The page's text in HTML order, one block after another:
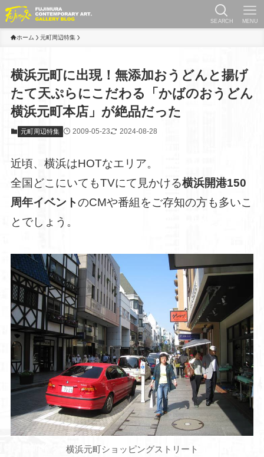
SEARCH MENU
ホーム 元町周辺特集
横浜元町に出現！無添加おうどんと揚げ
たて天ぷらにこだわる「かばのおうどん
横浜元町本店」が絶品だった
元町周辺特集 2009-05-23 2024-08-28
近頃、横浜はHOTなエリア。
全国どこにいてもTVにて見かける横浜開港150
周年イベントのCMや番組をご存知の方も多いこ
とでしょう。
横浜元町ショッピングストリート